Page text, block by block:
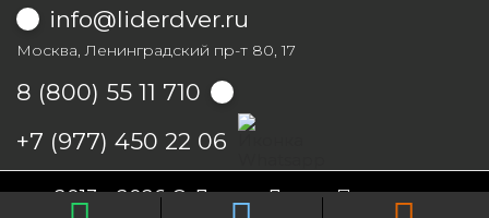
info@liderdver.ru
Москва, Ленинградский пр-т 80, 17
8 (800) 55 11 710
+7 (977) 450 22 06
Написать на Whatsapp
2013 - 2026 © Лидер ДверьПолитика